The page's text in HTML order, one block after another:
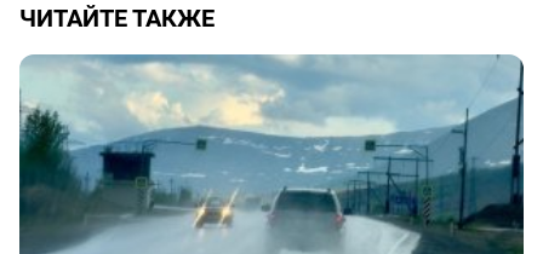
ЧИТАЙТЕ ТАКЖЕ